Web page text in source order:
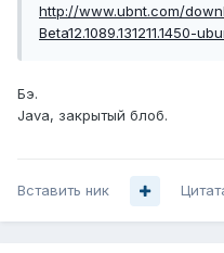
http://www.ubnt.com/
Beta12.1089.131211.1450-
Бэ.
Java, закрытый блоб.
Вставить ник